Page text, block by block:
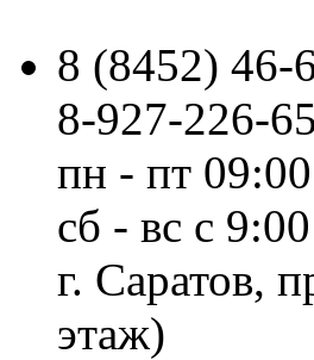
8 (8452) 46-
8-927-226-
пн - пт
сб - вс с
г. Саратов,
этаж)